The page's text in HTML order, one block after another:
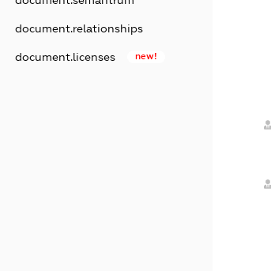
document.relationships
document.licenses new!